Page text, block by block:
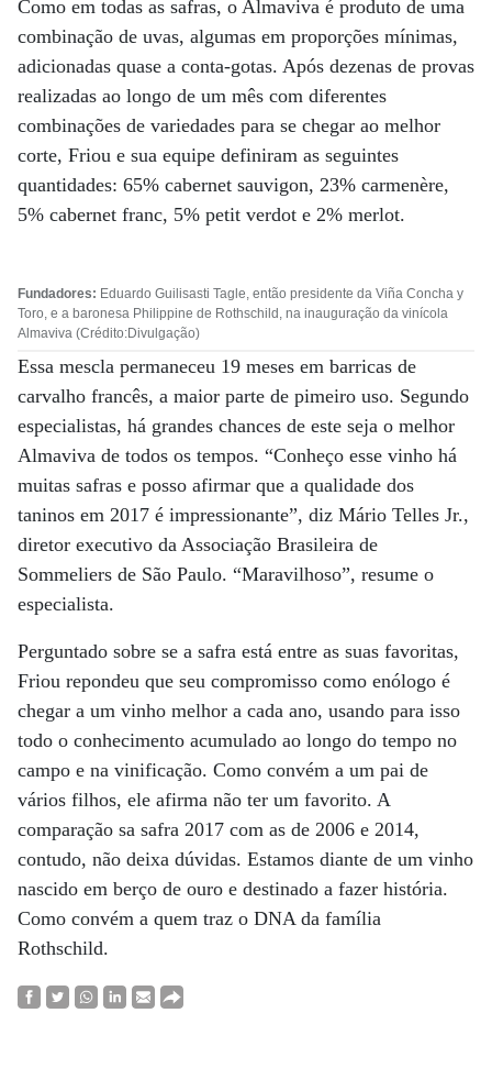
Como em todas as safras, o Almaviva é produto de uma
combinação de uvas, algumas em proporções mínimas,
adicionadas quase a conta-gotas. Após dezenas de provas
realizadas ao longo de um mês com diferentes
combinações de variedades para se chegar ao melhor
corte, Friou e sua equipe definiram as seguintes
quantidades: 65% cabernet sauvigon, 23% carmenère,
5% cabernet franc, 5% petit verdot e 2% merlot.
Fundadores: Eduardo Guilisasti Tagle, então presidente da Viña Concha y
Toro, e a baronesa Philippine de Rothschild, na inauguração da vinícola
Almaviva (Crédito:Divulgação)
Essa mescla permaneceu 19 meses em barricas de
carvalho francês, a maior parte de pimeiro uso. Segundo
especialistas, há grandes chances de este seja o melhor
Almaviva de todos os tempos. “Conheço esse vinho há
muitas safras e posso afirmar que a qualidade dos
taninos em 2017 é impressionante”, diz Mário Telles Jr.,
diretor executivo da Associação Brasileira de
Sommeliers de São Paulo. “Maravilhoso”, resume o
especialista.
Perguntado sobre se a safra está entre as suas favoritas,
Friou repondeu que seu compromisso como enólogo é
chegar a um vinho melhor a cada ano, usando para isso
todo o conhecimento acumulado ao longo do tempo no
campo e na vinificação. Como convém a um pai de
vários filhos, ele afirma não ter um favorito. A
comparação sa safra 2017 com as de 2006 e 2014,
contudo, não deixa dúvidas. Estamos diante de um vinho
nascido em berço de ouro e destinado a fazer história.
Como convém a quem traz o DNA da família
Rothschild.